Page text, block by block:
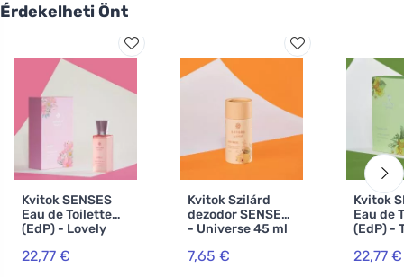
Érdekelheti Önt
Kvitok SENSES
Eau de Toilette
(EdP) - Lovely
22,77 €
Kvitok Szilárd
dezodor SENSES
- Universe 45 ml
7,65 €
Kvitok
Eau de
(EdP) -
22,77 €